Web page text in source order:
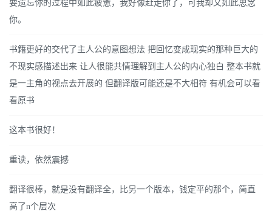
要遗忘你的过程中如此疲惫，我好像赶走你了，可我却又如此思念
你。
书籍更好的交代了主人公的意图想法 把回忆变成现实的那种巨大的
不现实感描述出来 让人很能共情理解到主人公的内心独白 整本书就
是一主角的视点去开展的 但翻译版可能还是不大相符 有机会可以看
看原书
这本书很好！
重读，依然震撼
翻译很棒，就是没有翻译全，比另一个版本，钱定平的那个，简直
高了n个层次